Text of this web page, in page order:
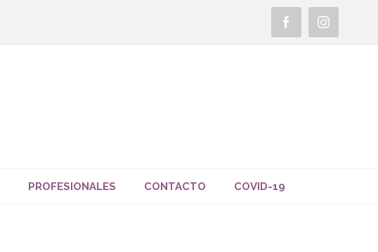
Facebook
PROFESIONALES CONTACTO COVID-19